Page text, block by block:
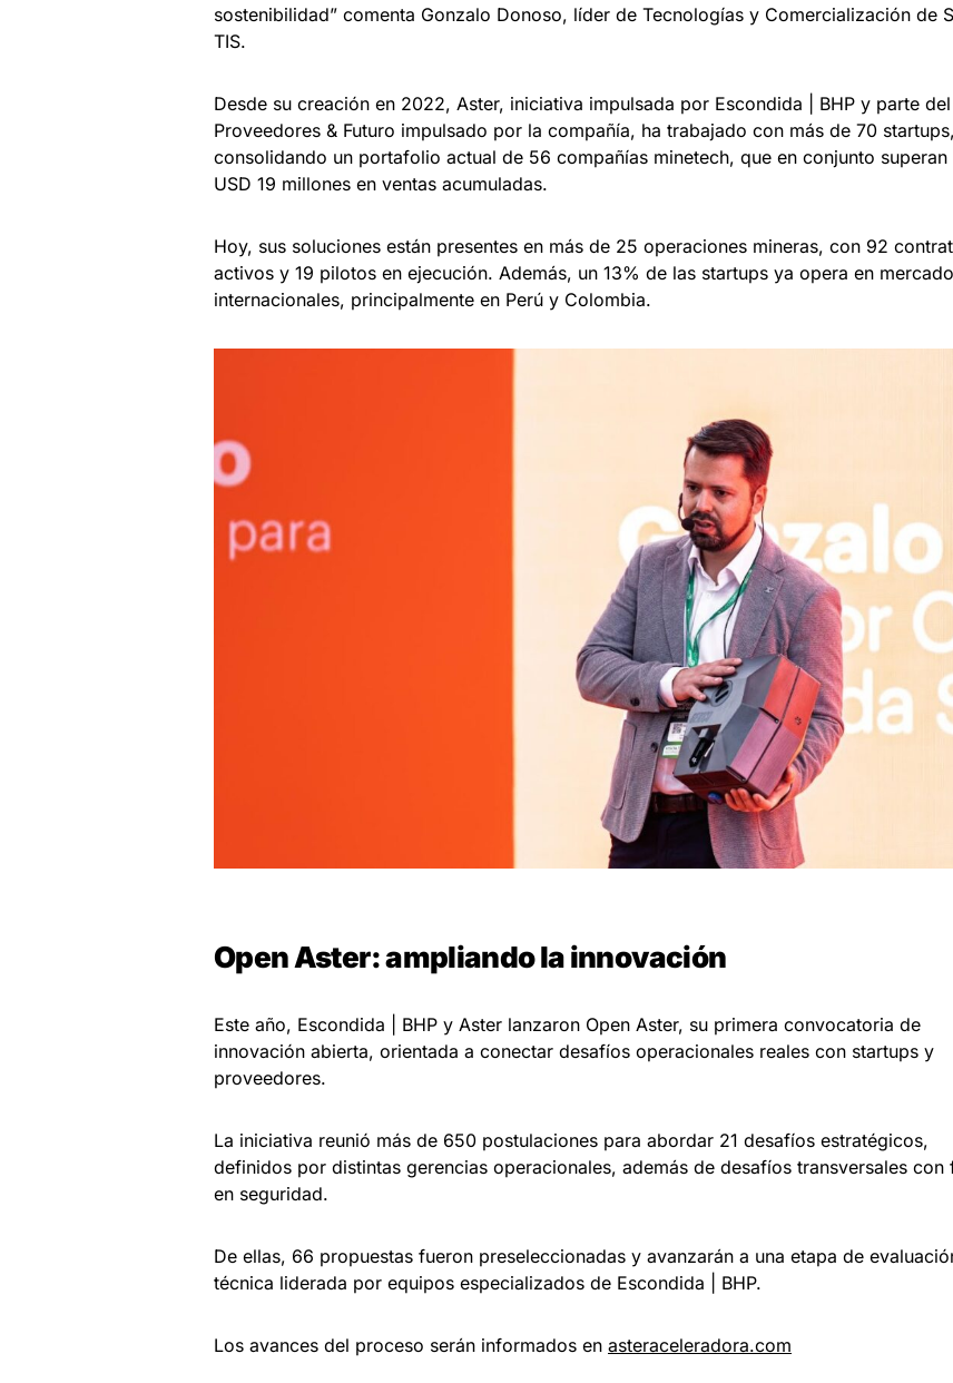
sostenibilidad” comenta Gonzalo Donoso, líder de Tecnologías y Comercialización de
TIS.
Desde su creación en 2022, Aster, iniciativa impulsada por Escondida | BHP y parte
Proveedores & Futuro impulsado por la compañía, ha trabajado con más de 70 startups,
consolidando un portafolio actual de 56 compañías minetech, que en conjunto superan
USD 19 millones en ventas acumuladas.
Hoy, sus soluciones están presentes en más de 25 operaciones mineras, con 92
activos y 19 pilotos en ejecución. Además, un 13% de las startups ya opera en
internacionales, principalmente en Perú y Colombia.
Open Aster: ampliando la innovación
Este año, Escondida | BHP y Aster lanzaron Open Aster, su primera convocatoria de
innovación abierta, orientada a conectar desafíos operacionales reales con startups y
proveedores.
La iniciativa reunió más de 650 postulaciones para abordar 21 desafíos estratégicos,
definidos por distintas gerencias operacionales, además de desafíos transversales con
en seguridad.
De ellas, 66 propuestas fueron preseleccionadas y avanzarán a una etapa de
técnica liderada por equipos especializados de Escondida | BHP.
Los avances del proceso serán informados en asteraceleradora.com